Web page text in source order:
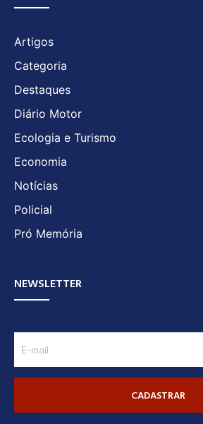
Artigos
Categoria
Destaques
Diário Motor
Ecologia e Turismo
Economia
Notícias
Policial
Pró Memória
NEWSLETTER
CADASTRAR